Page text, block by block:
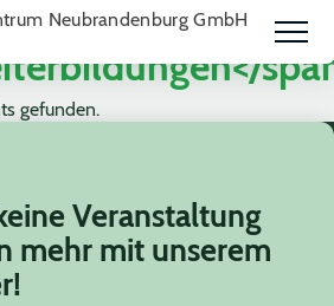
gefunden.
Veranstaltung
mehr mit unserem